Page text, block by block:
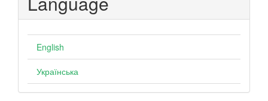
English
Українська